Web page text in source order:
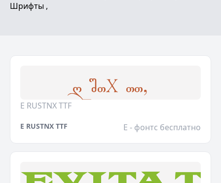
Шрифты ,
E RUSTNX TTF
E RUSTNX TTF E - фонтс бесплатно